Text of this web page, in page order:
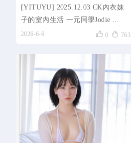
[YITUYU] 2025.12.03 CK內衣妹
子的室內生活 一元同學Jodie ...
2026-6-6  0  763